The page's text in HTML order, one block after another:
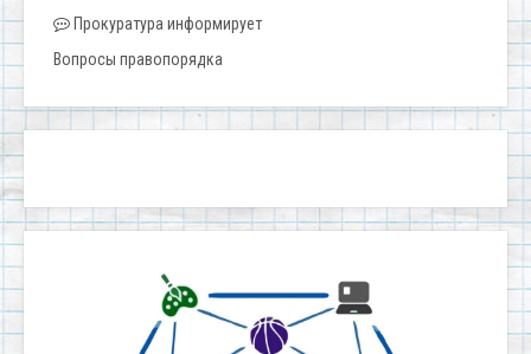
Прокуратура информирует
Вопросы правопорядка